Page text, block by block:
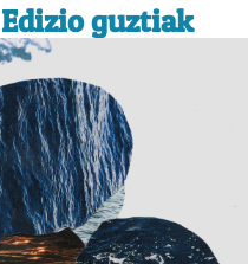
Edizio guztiak